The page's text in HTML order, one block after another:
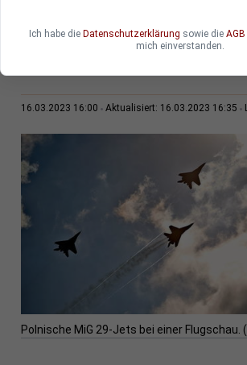
16.03.2023 16:00 Aktualisiert: 16.03.2023 16:35
Polnische MiG 29-Jets bei einer Flugschau.
Ich habe die Datenschutzerklärung sowie die AGB
mich einverstanden.